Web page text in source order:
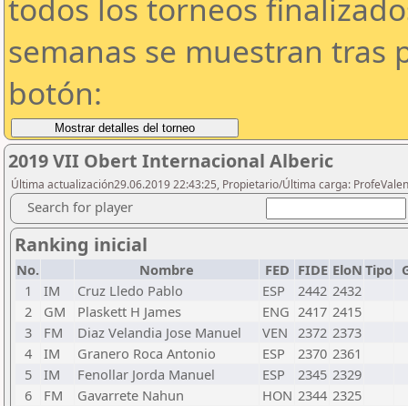
todos los torneos
semanas se muestran tras
botón:
2019 VII Obert Internacional Alberic
Última actualización29.06.2019 22:43:25, Propietario/Última carga:
Search for player
Ranking inicial
No. Nombre FED FIDE EloN Tipo
1
IM Cruz Lledo Pablo ESP 2442 2432
2
GM Plaskett H James ENG 2417 2415
3
FM Diaz Velandia Jose Manuel VEN 2372 2373
4
IM Granero Roca Antonio ESP 2370 2361
5
IM Fenollar Jorda Manuel ESP 2345 2329
6
FM Gavarrete Nahun HON 2344 2325